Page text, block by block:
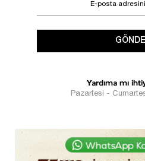
Yardıma mı
Pazartesi -